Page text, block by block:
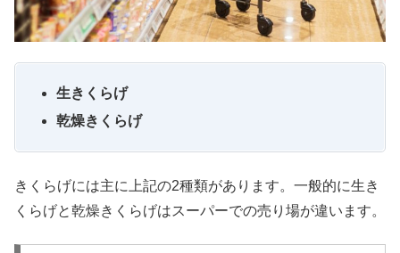
生きくらげ
乾燥きくらげ
きくらげには主に上記の2種類があります。一般的に生き
くらげと乾燥きくらげはスーパーでの売り場が違います。